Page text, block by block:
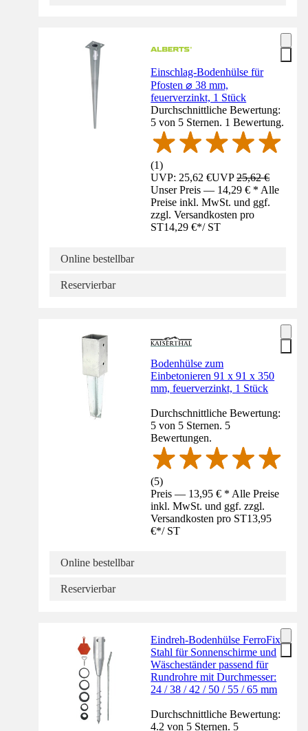
Einschlag-Bodenhülse für
Pfosten ⌀ 38 mm,
feuerverzinkt, 1 Stück
Durchschnittliche Bewertung:
5 von 5 Sternen. 1 Bewertung.
(1)
UVP: 25,62 €UVP25,62 €
Unser Preis — 14,29 € * Alle
Preise inkl. MwSt. und ggf.
zzgl. Versandkosten pro
ST14,29 €*/ ST
Online bestellbar
Reservierbar
Bodenhülse zum
Einbetonieren 91 x 91 x 350
mm, feuerverzinkt, 1 Stück
Durchschnittliche Bewertung:
5 von 5 Sternen. 5
Bewertungen.
(5)
Preis — 13,95 € * Alle Preise
inkl. MwSt. und ggf. zzgl.
Versandkosten pro ST13,95
€*/ ST
Online bestellbar
Reservierbar
Eindreh-Bodenhülse FerroFix
Stahl für Sonnenschirme und
Wäscheständer passend für
Rundrohre mit Durchmesser:
24 / 38 / 42 / 50 / 55 / 65 mm
Durchschnittliche Bewertung:
4.2 von 5 Sternen. 5